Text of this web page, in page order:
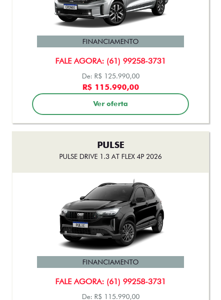
CRONOS
CRONOS PRECISION 1.3 AT FLEX 2026
FALE AGORA: (61) 99258-3731
FINANCIAMENTO
De: R$ 125.990,00
Ver oferta
PULSE
PULSE DRIVE 1.3 AT FLEX 4P 2026